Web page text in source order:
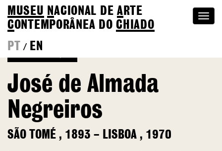
MUSEU NACIONAL DEA RTE
CONTEMPORÂNEA DOCHIADO
PT
/ EN
José de Almada
Negreiros
SÃO TOMÉ , 1893 – LISBOA , 1970